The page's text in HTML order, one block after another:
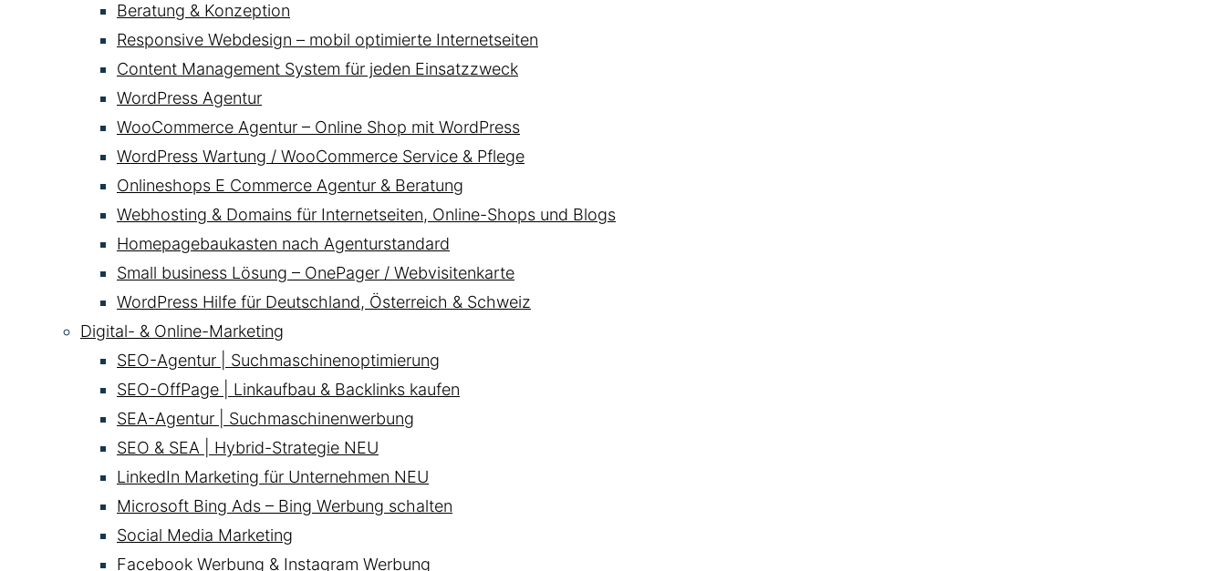
Beratung & Konzeption
Responsive Webdesign – mobil optimierte Internetseiten
Content Management System für jeden Einsatzzweck
WordPress Agentur
WooCommerce Agentur – Online Shop mit WordPress
WordPress Wartung / WooCommerce Service & Pflege
Onlineshops E Commerce Agentur & Beratung
Webhosting & Domains für Internetseiten, Online-Shops und Blogs
Homepagebaukasten nach Agenturstandard
Small business Lösung – OnePager / Webvisitenkarte
WordPress Hilfe für Deutschland, Österreich & Schweiz
Digital- & Online-Marketing
SEO-Agentur | Suchmaschinenoptimierung
SEO-OffPage | Linkaufbau & Backlinks kaufen
SEA-Agentur | Suchmaschinenwerbung
SEO & SEA | Hybrid-Strategie NEU
LinkedIn Marketing für Unternehmen NEU
Microsoft Bing Ads – Bing Werbung schalten
Social Media Marketing
Facebook Werbung & Instagram Werbung